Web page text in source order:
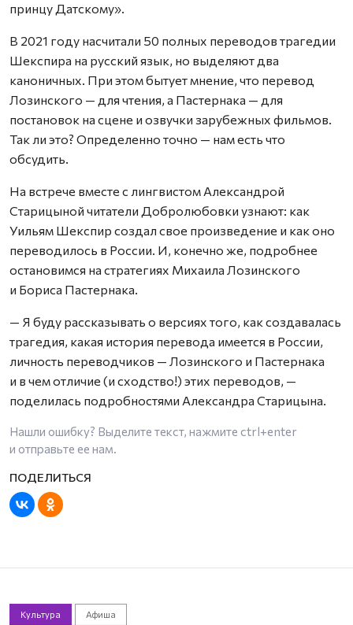
принцу Датскому».
В 2021 году насчитали 50 полных переводов трагедии
Шекспира на русский язык, но выделяют два
каноничных. При этом бытует мнение, что перевод
Лозинского — для чтения, а Пастернака — для
постановок на сцене и озвучки зарубежных фильмов.
Так ли это? Определенно точно — нам есть что
обсудить.
На встрече вместе с лингвистом Александрой
Старицыной читатели Добролюбовки узнают: как
Уильям Шекспир создал свое произведение и как оно
переводилось в России. И, конечно же, подробнее
остановимся на стратегиях Михаила Лозинского
и Бориса Пастернака.
— Я буду рассказывать о версиях того, как создавалась
трагедия, какая история перевода имеется в России,
личность переводчиков — Лозинского и Пастернака
и в чем отличие (и сходство!) этих переводов, —
поделилась подробностями Александра Старицына.
Нашли ошибку? Выделите текст, нажмите ctrl+enter
и отправьте ее нам.
Культура Афиша